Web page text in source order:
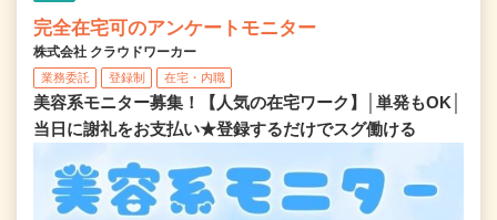
完全在宅可のアンケートモニター
株式会社 クラウドワーカー
業務委託 登録制 在宅・内職
美容系モニター募集！【人気の在宅ワーク】│単発もOK│
当日に謝礼をお支払い★登録するだけでスグ働ける